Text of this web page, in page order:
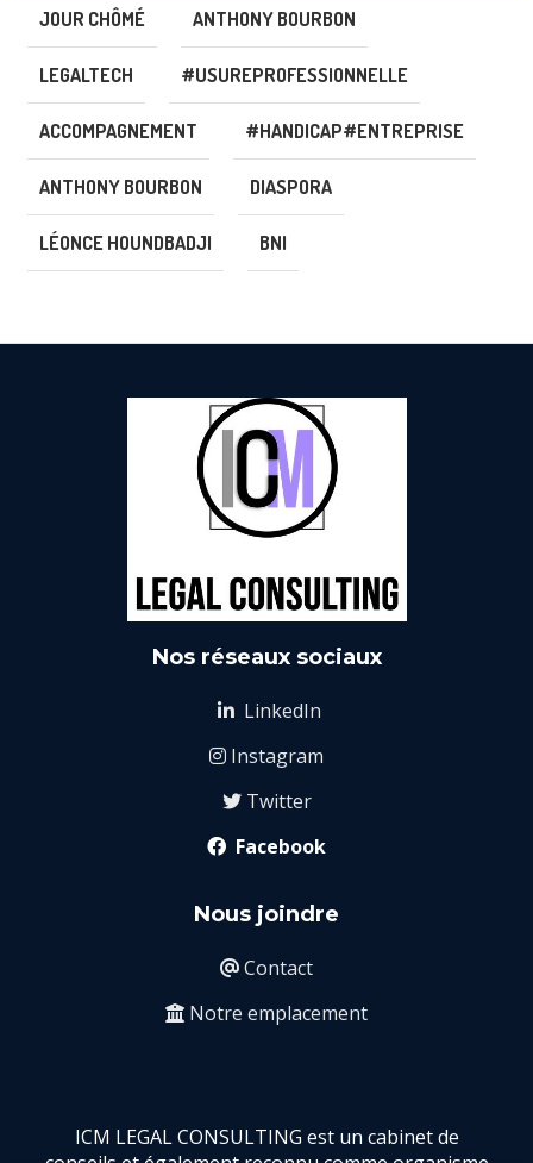
JOUR CHÔMÉ ANTHONY BOURBON
LEGALTECH #USUREPROFESSIONNELLE
ACCOMPAGNEMENT #HANDICAP#ENTREPRISE
ANTHONY BOURBON DIASPORA
LÉONCE HOUNDBADJI BNI
Nos réseaux sociaux
 LinkedIn
 Instagram
Twitter
 Facebook
Nous joindre
 Contact
 Notre emplacement
ICM LEGAL CONSULTING est un cabinet de